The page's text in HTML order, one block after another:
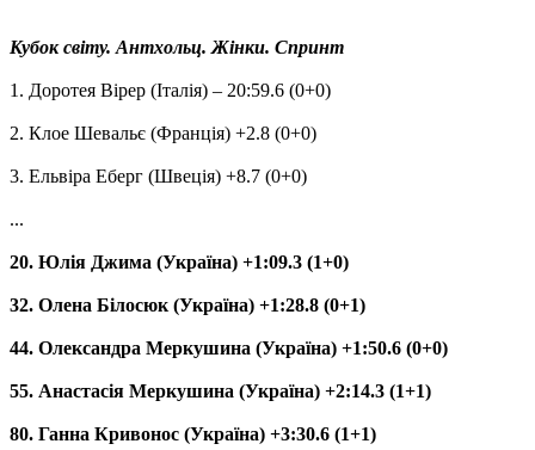
Кубок світу. Антхольц. Жінки. Спринт
1. Доротея Вірер (Італія) – 20:59.6 (0+0)
2. Клое Шевальє (Франція) +2.8 (0+0)
3. Ельвіра Еберг (Швеція) +8.7 (0+0)
...
20. Юлія Джима (Україна) +1:09.3 (1+0)
32. Олена Білосюк (Україна) +1:28.8 (0+1)
44. Олександра Меркушина (Україна) +1:50.6 (0+0)
55. Анастасія Меркушина (Україна) +2:14.3 (1+1)
80. Ганна Кривонос (Україна) +3:30.6 (1+1)